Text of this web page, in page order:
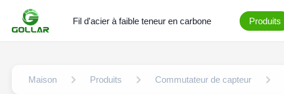
Fil d'acier à faible teneur en carbone Produits
Maison Produits Commutateur de capteur